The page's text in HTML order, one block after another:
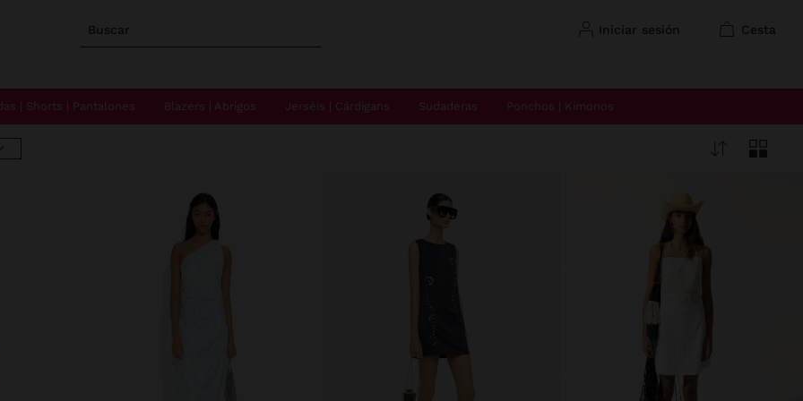
Buscar iniciar sesión cesta
| Shorts | Pantalones Blazers | Abrigos Jerséis | Cárdigans Sudaderas Ponchos | Kimonos